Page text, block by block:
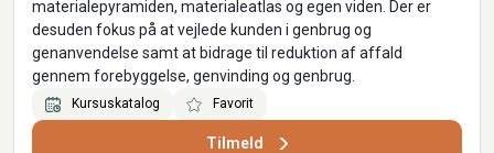
materialepyramiden, materialeatlas og egen viden. Der er
desuden fokus på at vejlede kunden i genbrug og
genanvendelse samt at bidrage til reduktion af affald
gennem forebyggelse, genvinding og genbrug.
Kursuskatalog Favorit
Tilmeld